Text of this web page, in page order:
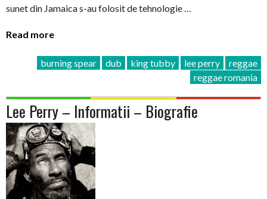
sunet din Jamaica s-au folosit de tehnologie …
Read more
burning spear dub king tubby lee perry
reggae
reggae romania
Lee Perry – Informatii – Biografie